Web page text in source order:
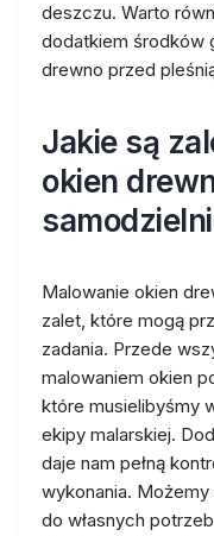
deszczu. Warto
dodatkiem środków
drewno przed
Jakie są
okien
Malowanie okien
zalet, które mogą
zadania. Przede
malowaniem okien
które musielibyśmy
ekipy malarskiej.
daje nam pełną
wykonania.
do własnych